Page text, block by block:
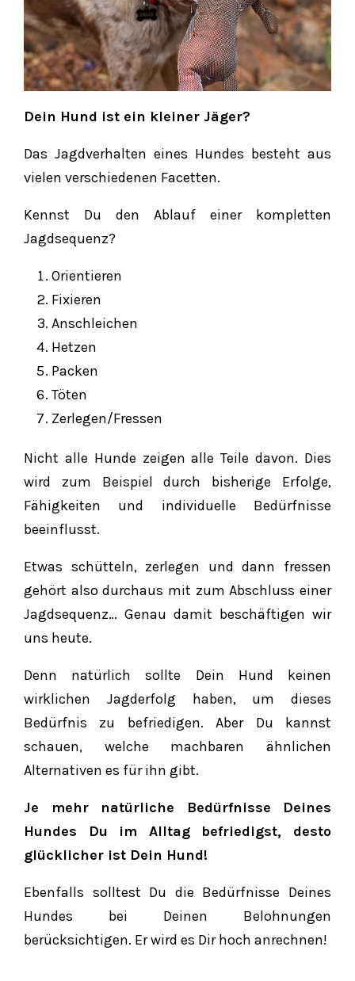
Dein Hund ist ein kleiner Jäger?
Das Jagdverhalten eines Hundes besteht aus
vielen verschiedenen Facetten.
Kennst Du den Ablauf einer kompletten
Jagdsequenz?
Orientieren
Fixieren
Anschleichen
Hetzen
Packen
Töten
Zerlegen/Fressen
Nicht alle Hunde zeigen alle Teile davon. Dies
wird zum Beispiel durch bisherige Erfolge,
Fähigkeiten und individuelle Bedürfnisse
beeinflusst.
Etwas schütteln, zerlegen und dann fressen
gehört also durchaus mit zum Abschluss einer
Jagdsequenz… Genau damit beschäftigen wir
uns heute.
Denn natürlich sollte Dein Hund keinen
wirklichen Jagderfolg haben, um dieses
Bedürfnis zu befriedigen. Aber Du kannst
schauen, welche machbaren ähnlichen
Alternativen es für ihn gibt.
Je mehr natürliche Bedürfnisse Deines
Hundes Du im Alltag befriedigst, desto
glücklicher ist Dein Hund!
Ebenfalls solltest Du die Bedürfnisse Deines
Hundes bei Deinen Belohnungen
berücksichtigen. Er wird es Dir hoch anrechnen!